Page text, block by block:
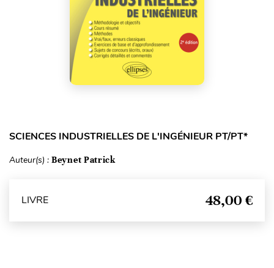
SCIENCES INDUSTRIELLES DE L'INGÉNIEUR PT/PT*
Auteur(s) : Beynet Patrick
LIVRE 48,00 €